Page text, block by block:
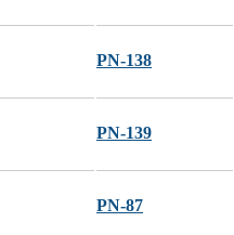
PN-138
PN-139
PN-87